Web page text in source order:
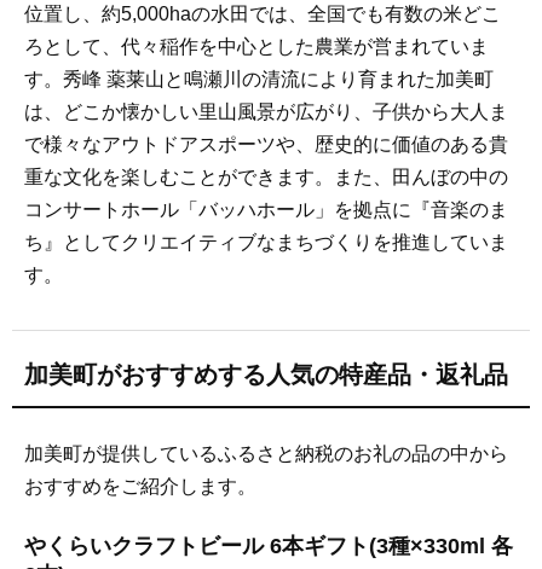
位置し、約5,000haの水田では、全国でも有数の米どこ
ろとして、代々稲作を中心とした農業が営まれていま
す。秀峰 薬莱山と鳴瀬川の清流により育まれた加美町
は、どこか懐かしい里山風景が広がり、子供から大人ま
で様々なアウトドアスポーツや、歴史的に価値のある貴
重な文化を楽しむことができます。また、田んぼの中の
コンサートホール「バッハホール」を拠点に『音楽のま
ち』としてクリエイティブなまちづくりを推進していま
す。
加美町がおすすめする人気の特産品・返礼品
加美町が提供しているふるさと納税のお礼の品の中から
おすすめをご紹介します。
やくらいクラフトビール 6本ギフト(3種×330ml 各